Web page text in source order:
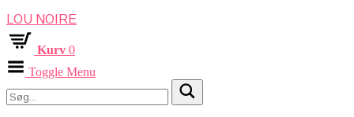
LOU NOIRE
Kurv 0
Toggle Menu